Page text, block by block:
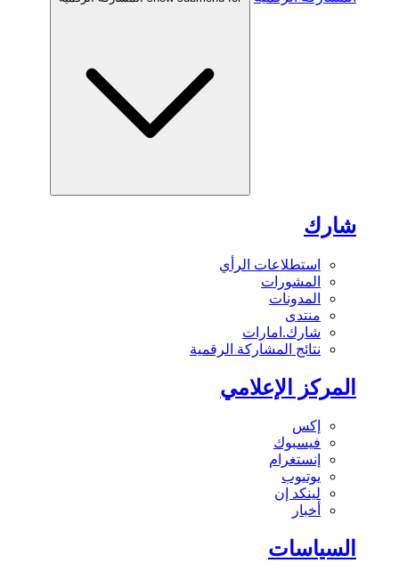
شارك
استطلاعات الرأي
المشورات
المدونات
منتدى
شارك.امارات
نتائج المشاركة الرقمية
المركز الإعلامي
إكس
فيسبوك
إنستغرام
يوتيوب
لينكد إن
أخبار
السياسات